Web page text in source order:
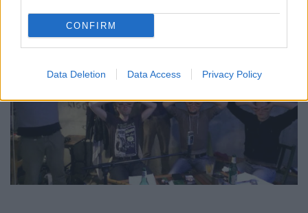
CONFIRM
Data Deletion Data Access Privacy Policy